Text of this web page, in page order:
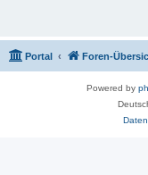
Portal Foren-
Powered by